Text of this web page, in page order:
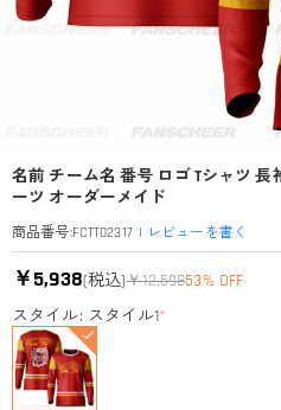
名前 チーム名 番号 ロゴ Tシャツ 長
ーツ オーダーメイド
商品番号:FCTT02317 | レビューを書く
￥5,938(税込)￥12,59853% OFF
スタイル: スタイル1*